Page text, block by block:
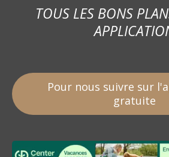
TOUS LES BONS
Pour nous suivre sur
gratuite